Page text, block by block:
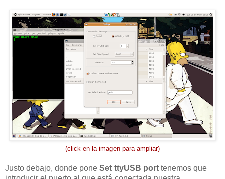
(click en la imagen para ampliar)
Justo debajo, donde pone Set ttyUSB port tenemos que